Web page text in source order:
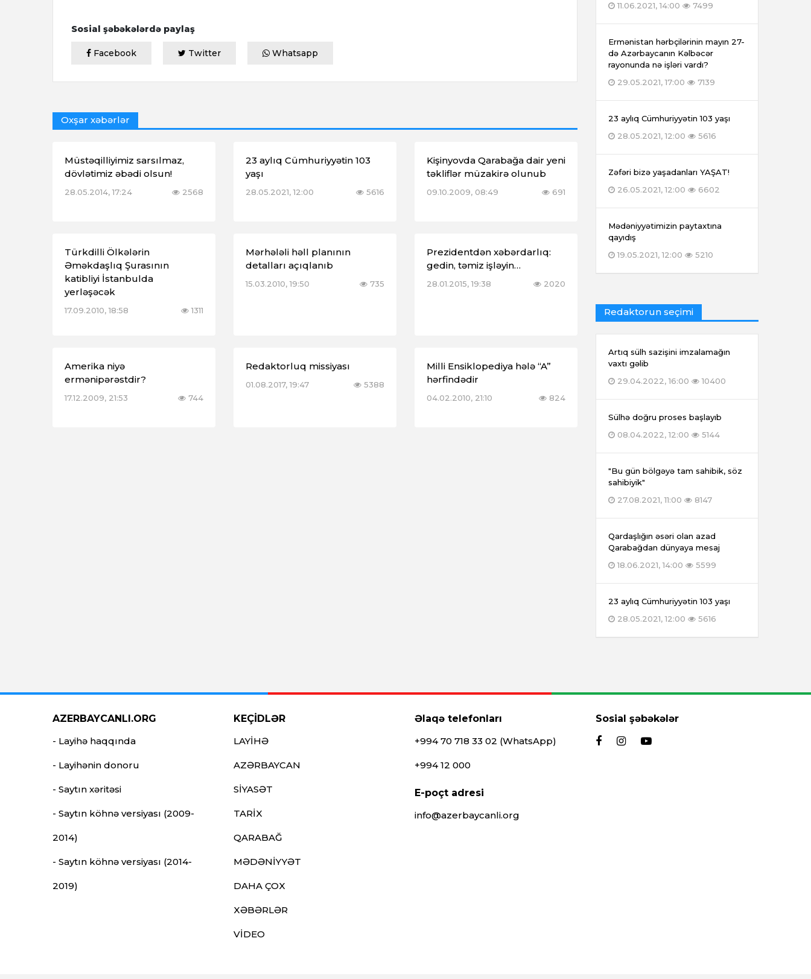
Sosial şəbəkələrdə paylaş
Facebook Twitter Whatsapp
Oxşar xəbərlər
Müstəqilliyimiz sarsılmaz,
dövlətimiz əbədi olsun!
28.05.2014, 17:24 2568
23 aylıq Cümhuriyyətin 103
yaşı
28.05.2021, 12:00 5616
Kişinyovda Qarabağa dair yeni
təkliflər müzakirə olunub
09.10.2009, 08:49 691
Türkdilli Ölkələrin
Əməkdaşlıq Şurasının
katibliyi İstanbulda
yerləşəcək
17.09.2010, 18:58 1311
Mərhələli həll planının
detalları açıqlanıb
15.03.2010, 19:50 735
Prezidentdən xəbərdarlıq:
gedin, təmiz işləyin…
28.01.2015, 19:38 2020
Amerika niyə
ermənipərəstdir?
17.12.2009, 21:53 744
Redaktorluq missiyası
01.08.2017, 19:47 5388
Milli Ensiklopediya hələ “A”
hərfindədir
04.02.2010, 21:10 824
11.06.2021, 14:00
7499
Ermənistan hərbçilərinin mayın 27-
də Azərbaycanın Kəlbəcər
rayonunda nə işləri vardı?
29.05.2021, 17:00
7139
23 aylıq Cümhuriyyətin 103 yaşı
28.05.2021, 12:00
5616
Zəfəri bizə yaşadanları YAŞAT!
26.05.2021, 12:00
6602
Mədəniyyətimizin paytaxtına
qayıdış
19.05.2021, 12:00
5210
Redaktorun seçimi
Artıq sülh sazişini imzalamağın
vaxtı gəlib
29.04.2022, 16:00
10400
Sülhə doğru proses başlayıb
08.04.2022, 12:00
5144
"Bu gün bölgəyə tam sahibik, söz
sahibiyik"
27.08.2021, 11:00
8147
Qardaşlığın əsəri olan azad
Qarabağdan dünyaya mesaj
18.06.2021, 14:00
5599
23 aylıq Cümhuriyyətin 103 yaşı
28.05.2021, 12:00
5616
AZERBAYCANLI.ORG
- Layihə haqqında
- Layihənin donoru
- Saytın xəritəsi
- Saytın köhnə versiyası (2009-
2014)
- Saytın köhnə versiyası (2014-
2019)
KEÇİDLƏR
LAYİHƏ
AZƏRBAYCAN
SİYASƏT
TARİX
QARABAĞ
MƏDƏNİYYƏT
DAHA ÇOX
XƏBƏRLƏR
VİDEO
Əlaqə telefonları
+994 70 718 33 02 (WhatsApp)
+994 12 000
E-poçt adresi
info@azerbaycanli.org
Sosial şəbəkələr